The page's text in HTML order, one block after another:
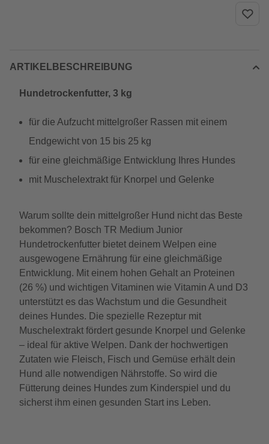
ARTIKELBESCHREIBUNG
Hundetrockenfutter, 3 kg
für die Aufzucht mittelgroßer Rassen mit einem
Endgewicht von 15 bis 25 kg
für eine gleichmäßige Entwicklung Ihres Hundes
mit Muschelextrakt für Knorpel und Gelenke
Warum sollte dein mittelgroßer Hund nicht das Beste
bekommen? Bosch TR Medium Junior
Hundetrockenfutter bietet deinem Welpen eine
ausgewogene Ernährung für eine gleichmäßige
Entwicklung. Mit einem hohen Gehalt an Proteinen
(26 %) und wichtigen Vitaminen wie Vitamin A und D3
unterstützt es das Wachstum und die Gesundheit
deines Hundes. Die spezielle Rezeptur mit
Muschelextrakt fördert gesunde Knorpel und Gelenke
– ideal für aktive Welpen. Dank der hochwertigen
Zutaten wie Fleisch, Fisch und Gemüse erhält dein
Hund alle notwendigen Nährstoffe. So wird die
Fütterung deines Hundes zum Kinderspiel und du
sicherst ihm einen gesunden Start ins Leben.